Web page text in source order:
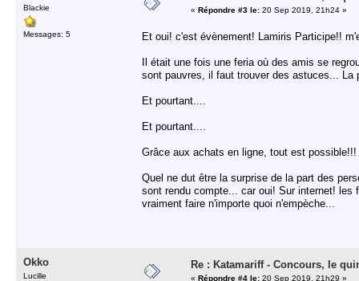
Blackie
Messages: 5
« Répondre #3 le: 20 Sep 2019, 21h24 »
Et oui! c'est évènement! Lamiris Participe!!
Il était une fois une feria où des amis se
sont pauvres, il faut trouver des astuces... La
Et pourtant....
Et pourtant....
Grâce aux achats en ligne, tout est possible!!!
Quel ne dut être la surprise de la part des
sont rendu compte... car oui! Sur internet!
vraiment faire n'importe quoi n'empèche...
Okko
Lucille
Re : Katamariff - Concours, le
« Répondre #4 le: 20 Sep 2019, 21h29 »